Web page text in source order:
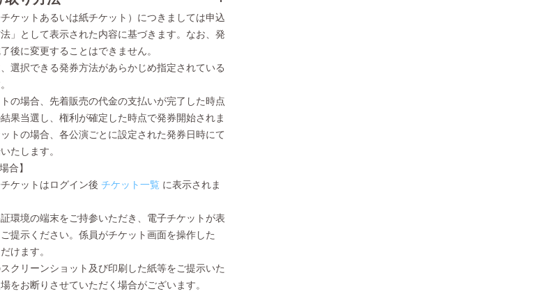
ケットあるいは紙チケット）につきましては申込
」として表示された内容に基づきます。なお、発
後に変更することはできません。
選択できる発券方法があらかじめ指定されている
の場合、先着販売の代金の支払いが完了した時点
果当選し、権利が確定した時点で発券開始されま
トの場合、各公演ごとに設定された発券日時にて
たします。
合】
ケットはログイン後 チケット一覧 に表示されま
環境の端末をご持参いただき、電子チケットが表
提示ください。係員がチケット画面を操作した
けます。
クリーンショット及び印刷した紙等をご提示いた
をお断りさせていただく場合がございます。